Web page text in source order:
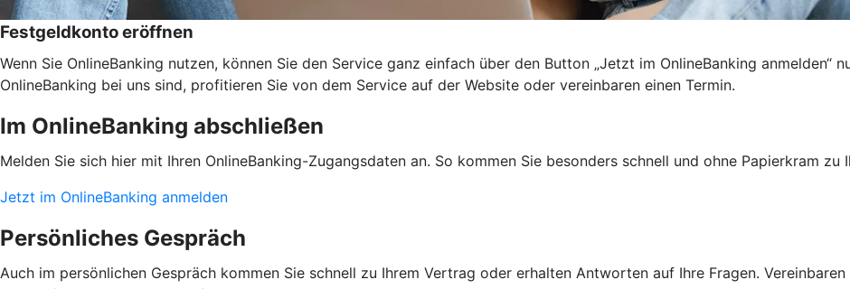
Festgeldkonto eröffnen
Wenn Sie OnlineBanking nutzen, können Sie den Service ganz einfach über den Button „Jetzt im OnlineBanking anmelden“
OnlineBanking bei uns sind, profitieren Sie von dem Service auf der Website oder vereinbaren einen Termin.
Im OnlineBanking abschließen
Melden Sie sich hier mit Ihren OnlineBanking-Zugangsdaten an. So kommen Sie besonders schnell und ohne Papierkram zu
Jetzt im OnlineBanking anmelden
Persönliches Gespräch
Auch im persönlichen Gespräch kommen Sie schnell zu Ihrem Vertrag oder erhalten Antworten auf Ihre Fragen.